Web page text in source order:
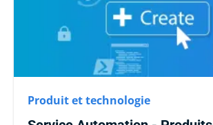
Produit et technologie